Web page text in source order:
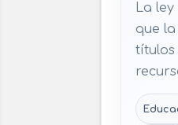
La
que
títulos